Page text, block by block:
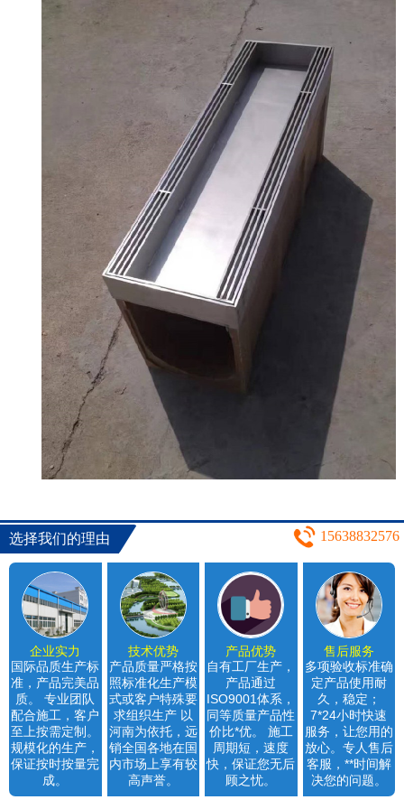
选择我们的理由 15638832576
企业实力
国际品质生产标
准，产品完美品
质。 专业团队
配合施工，客户
至上按需定制。
规模化的生产，
保证按时按量完
成。
技术优势
产品质量严格按
照标准化生产模
式或客户特殊要
求组织生产 以
河南为依托，远
销全国各地在国
内市场上享有较
高声誉。
产品优势
自有工厂生产，
产品通过
ISO9001体系，
同等质量产品性
价比*优。 施工
周期短，速度
快，保证您无后
顾之忧。
售后服务
多项验收标准确
定产品使用耐
久，稳定；
7*24小时快速
服务，让您用的
放心。专人售后
客服，**时间解
决您的问题。